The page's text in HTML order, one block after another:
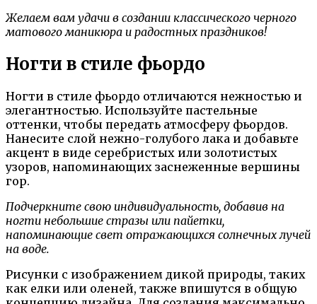
Желаем вам удачи в создании классического черного
матового маникюра и радостных праздников!
Ногти в стиле фьордо
Ногти в стиле фьордо отличаются нежностью и
элегантностью. Используйте пастельные
оттенки, чтобы передать атмосферу фьордов.
Нанесите слой нежно-голубого лака и добавьте
акцент в виде серебристых или золотистых
узоров, напоминающих заснеженные вершины
гор.
Подчеркните свою индивидуальность, добавив на
ногти небольшие стразы или пайетки,
напоминающие свет отражающихся солнечных лучей
на воде.
Рисунки с изображением дикой природы, таких
как елки или оленей, также впишутся в общую